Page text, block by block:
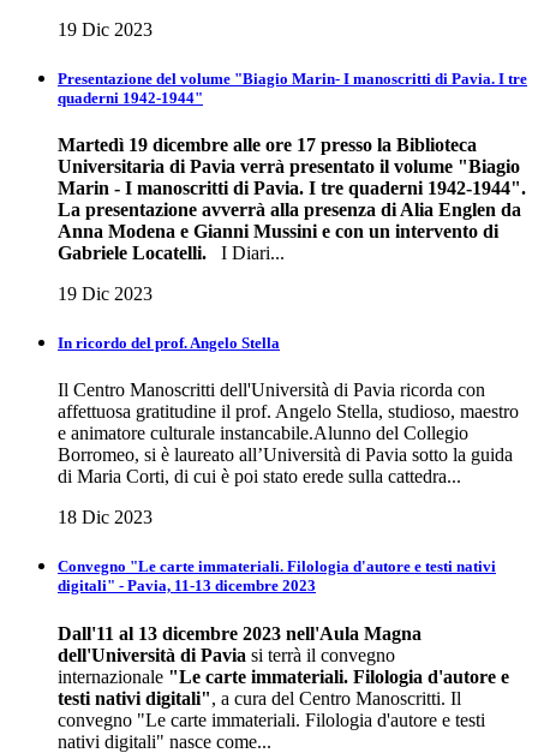
19 Dic 2023
Presentazione del volume "Biagio Marin- I manoscritti di Pavia. I tre
quaderni 1942-1944"
Martedì 19 dicembre alle ore 17 presso la Biblioteca
Universitaria di Pavia verrà presentato il volume "Biagio
Marin - I manoscritti di Pavia. I tre quaderni 1942-1944".
La presentazione avverrà alla presenza di Alia Englen da
Anna Modena e Gianni Mussini e con un intervento di
Gabriele Locatelli. I Diari...
19 Dic 2023
In ricordo del prof. Angelo Stella
Il Centro Manoscritti dell'Università di Pavia ricorda con
affettuosa gratitudine il prof. Angelo Stella, studioso, maestro
e animatore culturale instancabile.Alunno del Collegio
Borromeo, si è laureato all’Università di Pavia sotto la guida
di Maria Corti, di cui è poi stato erede sulla cattedra...
18 Dic 2023
Convegno "Le carte immateriali. Filologia d'autore e testi nativi
digitali" - Pavia, 11-13 dicembre 2023
Dall'11 al 13 dicembre 2023 nell'Aula Magna
dell'Università di Pavia si terrà il convegno
internazionale "Le carte immateriali. Filologia d'autore e
testi nativi digitali", a cura del Centro Manoscritti. Il
convegno "Le carte immateriali. Filologia d'autore e testi
nativi digitali" nasce come...